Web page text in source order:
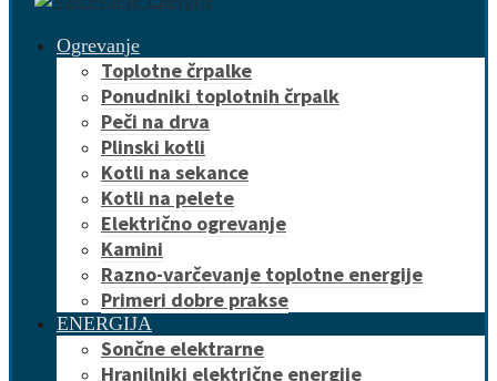
Ogrevanje
Toplotne črpalke
Ponudniki toplotnih črpalk
Peči na drva
Plinski kotli
Kotli na sekance
Kotli na pelete
Električno ogrevanje
Kamini
Razno-varčevanje toplotne energije
Primeri dobre prakse
ENERGIJA
Sončne elektrarne
Hranilniki električne energije